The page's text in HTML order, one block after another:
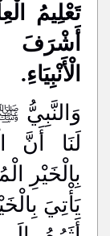
تَعْلِيمُ
أَشْرَفَ
الْأَنْبِيَاءِ.
وَالنَّبِيُّ
لَنَا أَنَّ
بِالْخَيْرِ
يَأْتِيَ